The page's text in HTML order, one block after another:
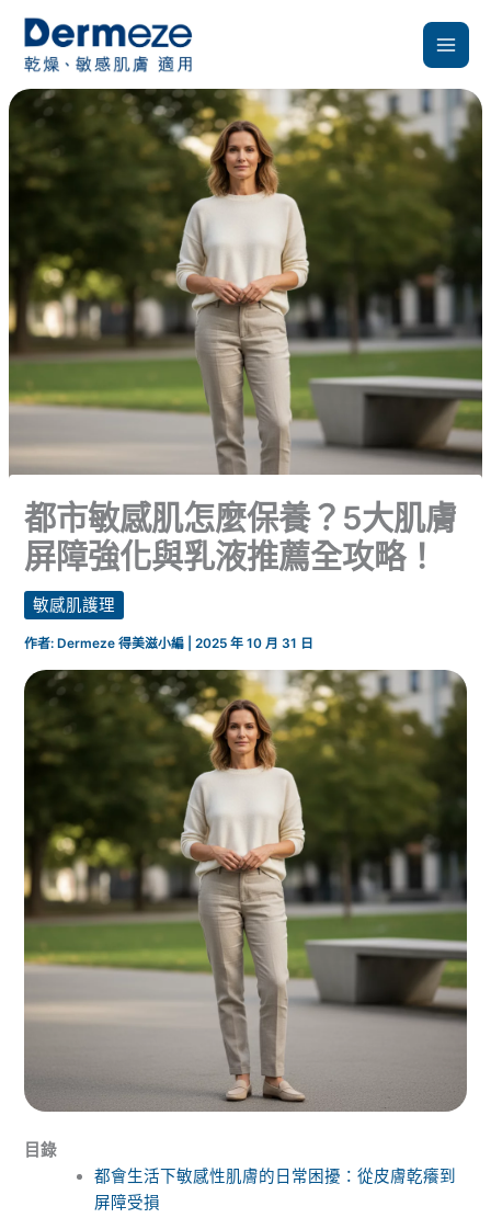
要
都市敏感肌怎麼保養？5大肌膚
屏障強化與乳液推薦全攻略！
敏感肌護理
作者: Dermeze 得美滋小編 |2025 年 10 月 31 日
目錄
都會生活下敏感性肌膚的日常困擾：從皮膚乾癢到
屏障受損